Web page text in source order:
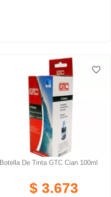
Botella De Tinta GTC Cian 100ml
$ 3.673
favorite_border
favorite_border
favorite_border